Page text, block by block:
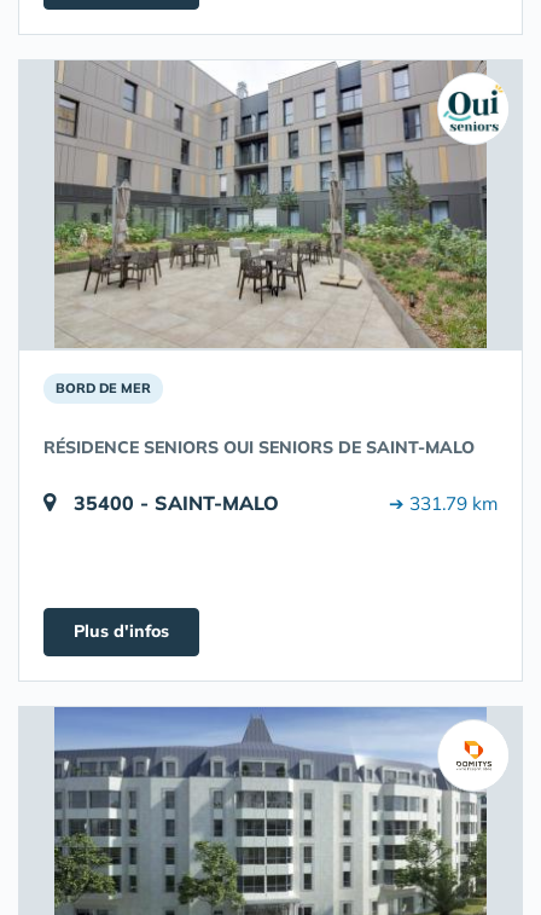
BORD DE MER
RÉSIDENCE SENIORS OUI SENIORS DE SAINT-MALO
35400 - SAINT-MALO ➔ 331.79 km
Plus d'infos